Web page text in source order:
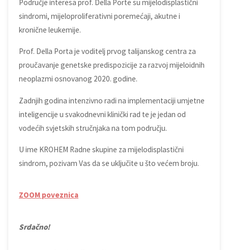
Područje interesa prof. Della Porte su mijelodisplastični
sindromi, mijeloproliferativni poremećaji, akutne i
kronične leukemije.
Prof. Della Porta je voditelj prvog talijanskog centra za
proučavanje genetske predispozicije za razvoj mijeloidnih
neoplazmi osnovanog 2020. godine.
Zadnjih godina intenzivno radi na implementaciji umjetne
inteligencije u svakodnevni klinički rad te je jedan od
vodećih svjetskih stručnjaka na tom području.
U ime KROHEM Radne skupine za mijelodisplastični
sindrom, pozivam Vas da se uključite u što većem broju.
ZOOM poveznica
Srdačno!